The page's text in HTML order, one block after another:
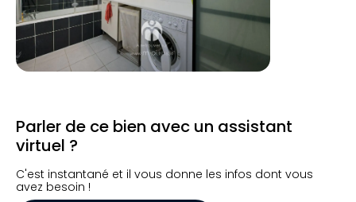
Parler de ce bien avec un assistant
virtuel ?
C'est instantané et il vous donne les infos dont vous
avez besoin !